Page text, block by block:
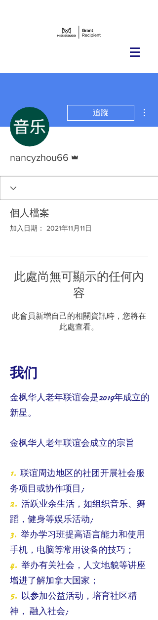
追蹤
nancyzhou66
個人檔案
加入日期： 2021年11月11日
此處尚無可顯示的任何內
容
此會員新增自己的相關資訊時，您將在
此處查看。
我们
金枫华人老年联谊会是2019年成立的
新星。
金枫华人老年联谊会成立的宗旨
1. 联谊周边地区的社团开展社会服
务项目或协作项目;
2. 活跃业余生活，如组织音乐、舞
蹈，健身等娱乐活动;
3. 举办学习班提高语言能力和使用
手机，电脑等常用设备的技巧；
4. 举办有关社会，人文地貌等讲座
增进了解加拿大国家；
5. 以参加公益活动，培育社区精
神， 融入社会;